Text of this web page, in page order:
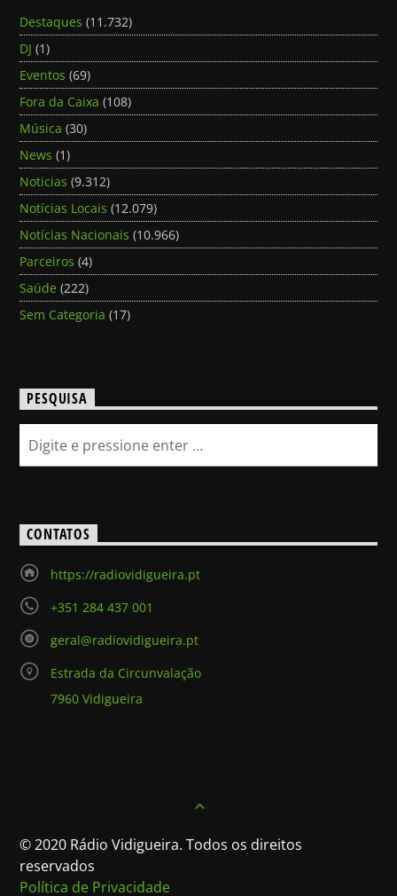
Destaques (11.732)
DJ (1)
Eventos (69)
Fora da Caixa (108)
Música (30)
News (1)
Noticias (9.312)
Notícias Locais (12.079)
Notícias Nacionais (10.966)
Parceiros (4)
Saúde (222)
Sem Categoria (17)
PESQUISA
CONTATOS
https://radiovidigueira.pt
+351 284 437 001
geral@radiovidigueira.pt
Estrada da Circunvalação
7960 Vidigueira
© 2020 Rádio Vidigueira. Todos os direitos
reservados
Política de Privacidade